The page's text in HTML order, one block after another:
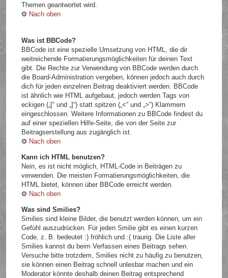
Themen geantwortet wird.
Nach oben
Was ist BBCode?
BBCode ist eine spezielle Umsetzung von HTML, die dir
weitreichende Formatierungsmöglichkeiten für deinen Text
gibt. Die Rechte zur Verwendung von BBCode werden durch
die Board-Administration vergeben, können jedoch auch durch
dich für jeden einzelnen Beitrag deaktiviert werden. BBCode
ist ähnlich wie HTML aufgebaut, jedoch werden Tags von
eckigen („[“ und „]“) statt spitzen („<“ und „>“) Klammern
eingeschlossen. Weitere Informationen zu BBCode findest du
auf einer speziellen Hilfe-Seite, die von der Seite zur
Beitragserstellung aus zugänglich ist.
Nach oben
Kann ich HTML benutzen?
Nein, es ist nicht möglich, HTML-Code in Beiträgen zu
verwenden. Die meisten Formatierungsmöglichkeiten, die
HTML bietet, können über BBCode erreicht werden.
Nach oben
Was sind Smilies?
Smilies sind kleine Bilder, die benutzt werden können, um ein
Gefühl auszudrücken. Für jeden Smilie gibt es einen kurzen
Code, z. B. bedeutet :) fröhlich und :( traurig. Die Liste aller
Smilies kannst du beim Verfassen eines Beitrags sehen.
Versuche bitte trotzdem, Smilies nicht zu häufig zu benutzen,
sie können einen Beitrag schnell unlesbar machen und ein
Moderator könnte deshalb deinen Beitrag entsprechend